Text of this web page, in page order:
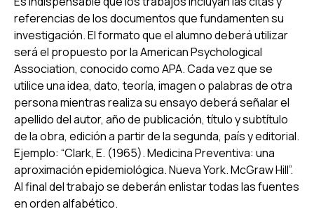
referencias de los documentos que fundamenten su
investigación. El formato que el alumno deberá utilizar
será el propuesto por la American Psychological
Association, conocido como APA. Cada vez que se
utilice una idea, dato, teoría, imagen o palabras de otra
persona mientras realiza su ensayo deberá señalar el
apellido del autor, año de publicación, título y subtítulo
de la obra, edición a partir de la segunda, país y editorial.
Ejemplo: “Clark, E. (1965). Medicina Preventiva: una
aproximación epidemiológica. Nueva York. McGraw Hill”.
Al final del trabajo se deberán enlistar todas las fuentes
en orden alfabético.